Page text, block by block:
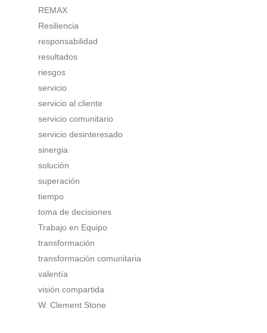
REMAX
Resiliencia
responsabilidad
resultados
riesgos
servicio
servicio al cliente
servicio comunitario
servicio desinteresado
sinergia
solución
superación
tiempo
toma de decisiones
Trabajo en Equipo
transformación
transformación comunitaria
valentía
visión compartida
W. Clement Stone